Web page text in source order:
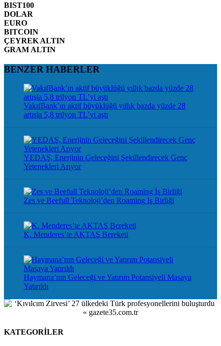
BIST100
DOLAR
EURO
BITCOIN
ÇEYREK ALTIN
GRAM ALTIN
BENZER HABERLER
VakıfBank’ın aktif büyüklüğü yıllık bazda yüzde 28
artışla 5,8 trilyon TL’yi aştı
YEDAŞ, Enerjinin Geleceğini Şekillendirecek Genç
Yetenekleri Arıyor
Zes ve Beefull Teknoloji’den Roaming İş Birliği
K. Menderes’te AKTAŞ Bereketi
Haymana’nın Geleceği ve Yatırım Potansiyeli Masaya
Yatırıldı
KATEGORİLER